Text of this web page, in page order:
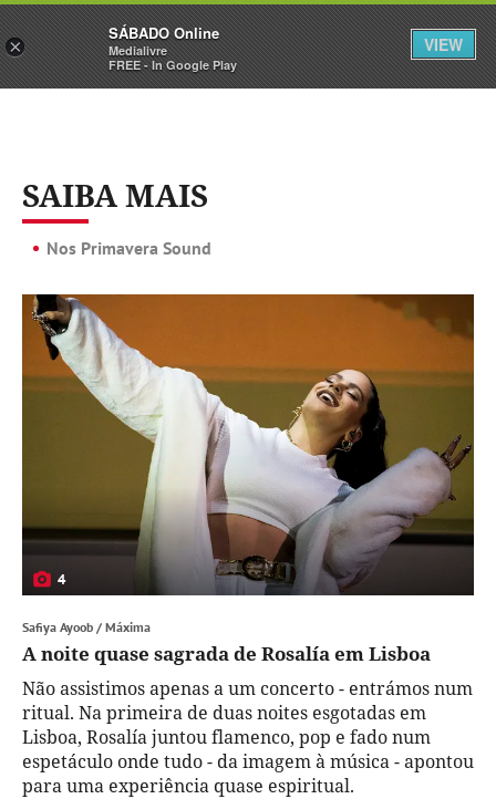
Sábado Assine Iniciar Sessão
SAIBA MAIS
Nos Primavera Sound
4
Safiya Ayoob / Máxima
A noite quase sagrada de Rosalía em Lisboa
Não assistimos apenas a um concerto - entrámos num
ritual. Na primeira de duas noites esgotadas em
Lisboa, Rosalía juntou flamenco, pop e fado num
espetáculo onde tudo - da imagem à música - apontou
para uma experiência quase espiritual.
×
SÁBADO Online
Medialivre
FREE - In Google Play
VIEW